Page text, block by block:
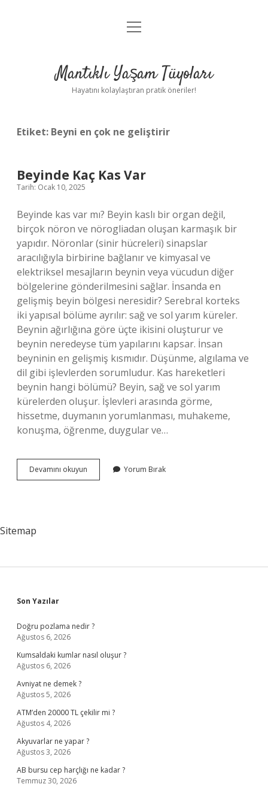
Anasayfa
Yasal Uyarı
menüyü
Mantıklı Yaşam Tüyoları
Hayatını kolaylaştıran pratik öneriler!
Etiket: Beyni en çok ne geliştirir
Beyinde Kaç Kas Var
Tarih: Ocak 10, 2025
Beyinde kas var mı? Beyin kaslı bir organ değil,
birçok nöron ve nörogliadan oluşan karmaşık bir
yapıdır. Nöronlar (sinir hücreleri) sinapslar
aracılığıyla birbirine bağlanır ve kimyasal ve
elektriksel mesajların beynin veya vücudun diğer
bölgelerine gönderilmesini sağlar. İnsanda en
gelişmiş beyin bölgesi neresidir? Serebral korteks
iki yapısal bölüme ayrılır: sağ ve sol yarım küreler.
Beynin ağırlığına göre üçte ikisini oluşturur ve
beynin neredeyse tüm yapılarını kapsar. İnsan
beyninin en gelişmiş kısmıdır. Düşünme, algılama ve
dil gibi işlevlerden sorumludur. Kas hareketleri
beynin hangi bölümü? Beyin, sağ ve sol yarım
kürelerden oluşur. İşlevleri arasında görme,
hissetme, duymanın yorumlanması, muhakeme,
konuşma, öğrenme, duygular ve…
Devamını okuyun Beyinde
Kaç
Yorum Bırak
Sitemap
Sidebar
Son Yazılar
Doğru pozlama nedir ?
Ağustos 6, 2026
Kumsaldaki kumlar nasıl oluşur ?
Ağustos 6, 2026
Avniyat ne demek ?
Ağustos 5, 2026
ATM’den 20000 TL çekilir mi ?
Ağustos 4, 2026
Akyuvarlar ne yapar ?
Ağustos 3, 2026
AB bursu cep harçlığı ne kadar ?
Temmuz 30, 2026